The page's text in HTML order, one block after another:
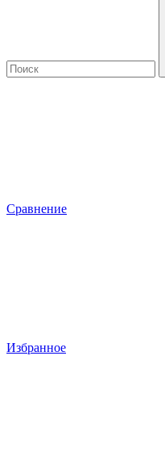
Сравнение
Избранное